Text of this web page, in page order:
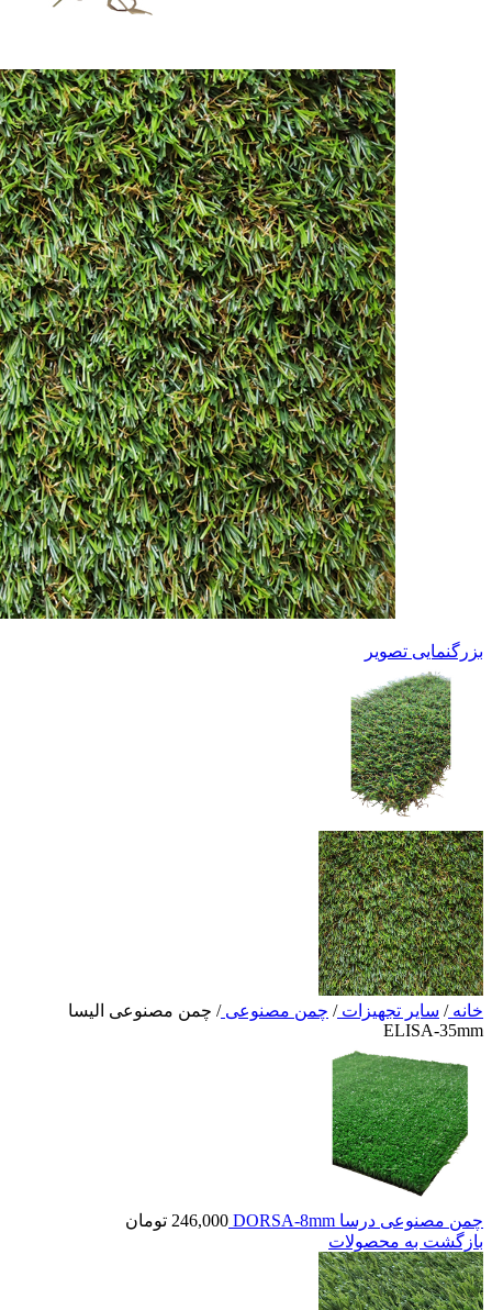
بزرگنمایی تصویر
خانه/ سایر تجهیزات/ چمن مصنوعی/ چمن مصنوعی الیسا
ELISA-35mm
چمن مصنوعی درسا DORSA-8mm 246,000 تومان
بازگشت به محصولات